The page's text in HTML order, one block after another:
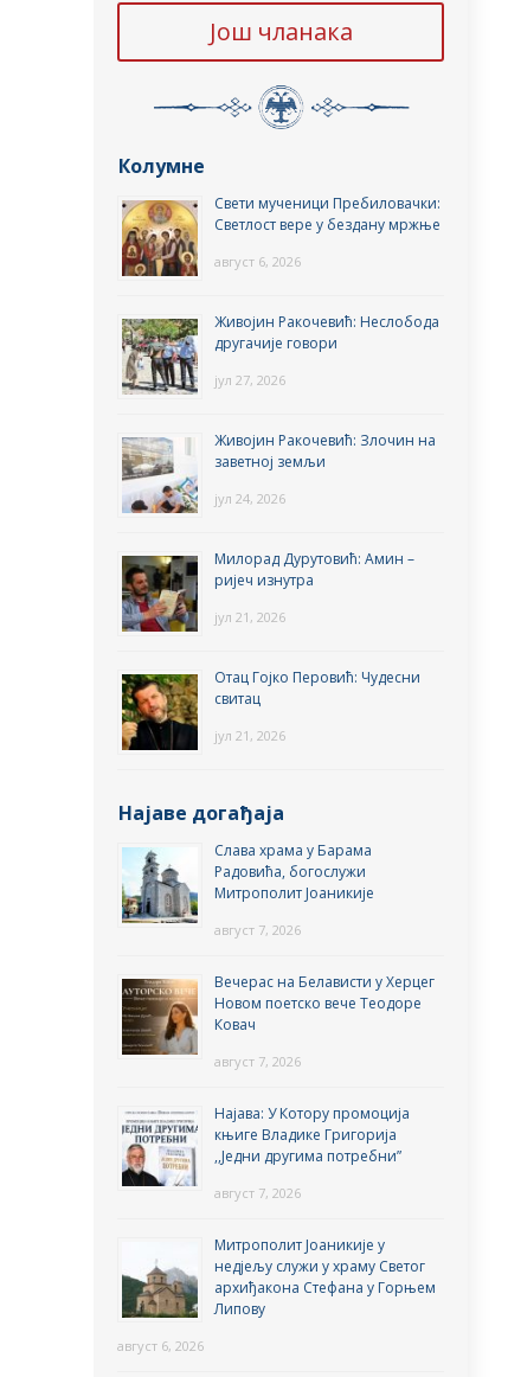
Још чланака
Колумне
Свети мученици Пребиловачки:
Светлост вере у бездану мржње
август 6, 2026
Живојин Ракочевић: Неслобода
другачије говори
јул 27, 2026
Живојин Ракочевић: Злочин на
заветној земљи
јул 24, 2026
Милорад Дурутовић: Амин –
ријеч изнутра
јул 21, 2026
Отац Гојко Перовић: Чудесни
свитац
јул 21, 2026
Најаве догађаја
Слава храма у Барама
Радовића, богослужи
Митрополит Јоаникије
август 7, 2026
Вечерас на Белависти у Херцег
Новом поетско вече Теодоре
Ковач
август 7, 2026
Најава: У Котору промоција
књиге Владике Григорија
,,Једни другима потребни”
август 7, 2026
Митрополит Јоаникије у
недјељу служи у храму Светог
архиђакона Стефана у Горњем
Липову
август 6, 2026